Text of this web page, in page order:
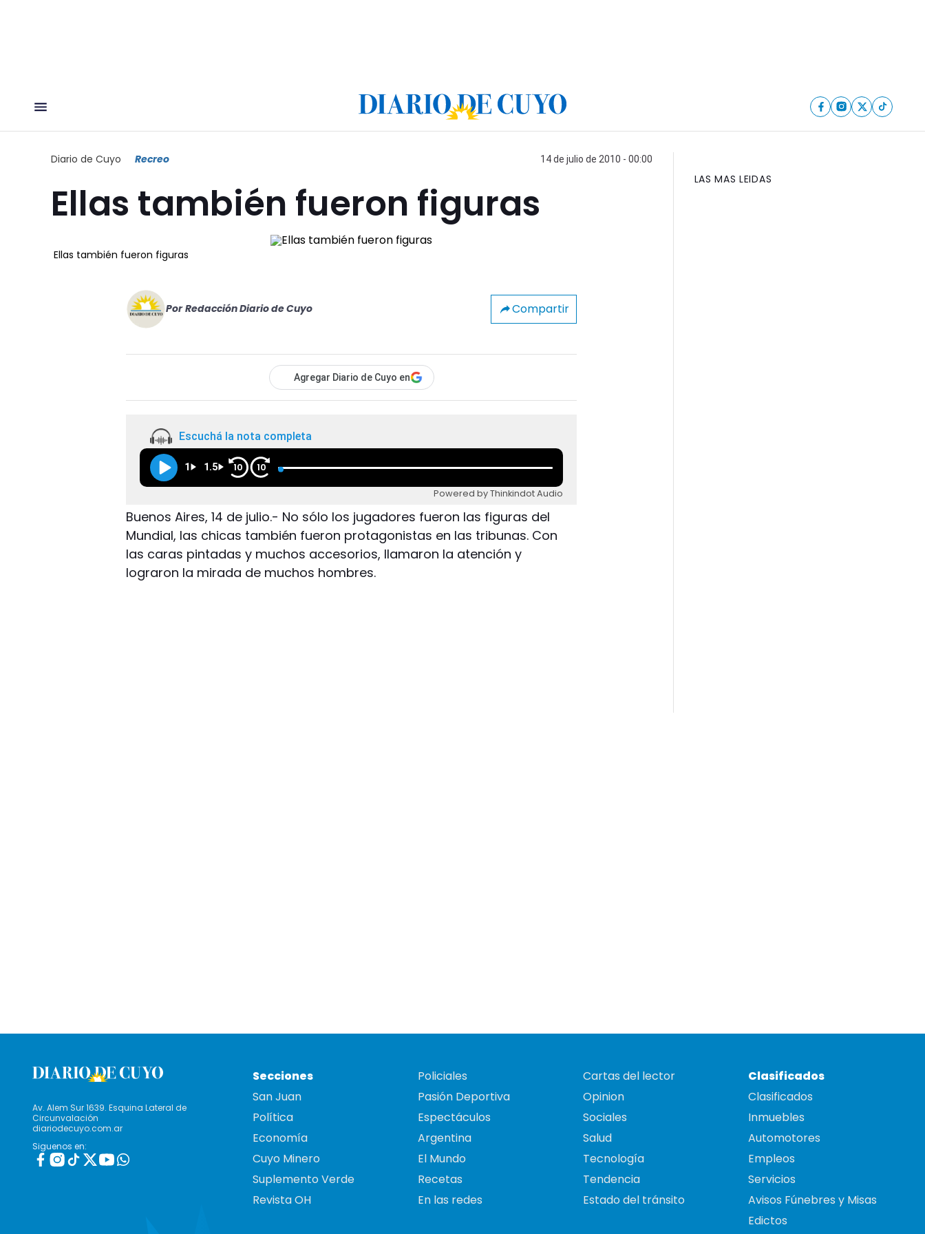
Diario de Cuyo Recreo 14 de julio de 2010 - 00:00
Ellas también fueron figuras
Ellas también fueron figuras
Por Redacción Diario de Cuyo Compartir
Agregar Diario de Cuyo en
Escuchá la nota completa
1 1.5 10 10
Powered by Thinkindot Audio
Buenos Aires, 14 de julio.- No sólo los jugadores fueron las figuras del
Mundial, las chicas también fueron protagonistas en las tribunas. Con
las caras pintadas y muchos accesorios, llamaron la atención y
lograron la mirada de muchos hombres.
LAS MAS LEIDAS
Av. Alem Sur 1639. Esquina Lateral de
Circunvalación
diariodecuyo.com.ar
Siguenos en:
Secciones
San Juan
Política
Economía
Cuyo Minero
Suplemento Verde
Revista OH
Policiales
Pasión Deportiva
Espectáculos
Argentina
El Mundo
Recetas
En las redes
Cartas del lector
Opinion
Sociales
Salud
Tecnología
Tendencia
Estado del tránsito
Clasificados
Clasificados
Inmuebles
Automotores
Empleos
Servicios
Avisos Fúnebres y Misas
Edictos